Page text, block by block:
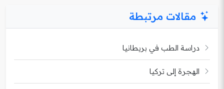
مقالات مرتبطة
دراسة الطب في بريطانيا
الهجرة إلى تركيا